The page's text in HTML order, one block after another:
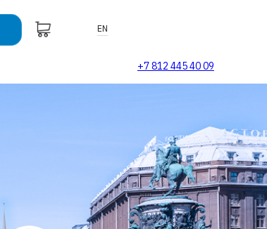
EN
+7 812 445 40 09